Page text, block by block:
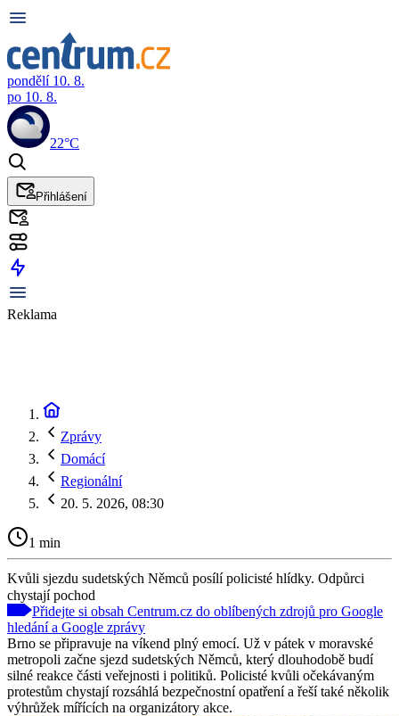
pondělí 10. 8.
po 10. 8.
22°C
Přihlášení
Reklama
Zprávy
Domácí
Regionální
20. 5. 2026, 08:30
1 min
Kvůli sjezdu sudetských Němců posílí policisté hlídky. Odpůrci
chystají pochod
Přidejte si obsah Centrum.cz do oblíbených zdrojů pro Google
hledání a Google zprávy
Brno se připravuje na víkend plný emocí. Už v pátek v moravské
metropoli začne sjezd sudetských Němců, který dlouhodobě budí
silné reakce části veřejnosti i politiků. Policisté kvůli očekávaným
protestům chystají rozsáhlá bezpečnostní opatření a řeší také několik
výhrůžek mířících na organizátory akce.